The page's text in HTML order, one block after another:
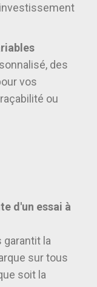
des
vos
ou
d'un essai à
garantit la
sur tous
soit la